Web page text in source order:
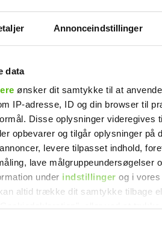
Annonceindstillinger
data
ønsker dit samtykke til at
IP-adresse, ID og din browser til
Disse oplysninger videregives
opbevarer og tilgår oplysninger på
levere tilpasset indhold,
lave målgruppeundersøgelser
under indstillinger og i vores
altid trække dit samtykke tilbage
Bodeganavne er den nye
trend i babynavne
ALTDK BABY